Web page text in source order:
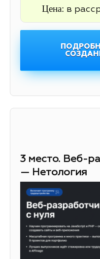
Цена: в
3 место. Веб-
— Нетология